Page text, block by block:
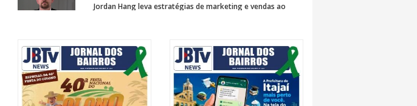
Jordan Hang leva estratégias de marketing e vendas ao
ITAPEMA
07/08/2026 | 07:00
Prefeitura de Itapema segue com credenciamento aberto
para artistas e produtores culturais